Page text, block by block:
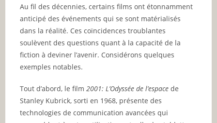
Au fil des décennies, certains films ont étonnamment
anticipé des événements qui se sont matérialisés
dans la réalité. Ces coïncidences troublantes
soulèvent des questions quant à la capacité de la
fiction à deviner l’avenir. Considérons quelques
exemples notables.
Tout d’abord, le film2001: L’Odyssée de l’espace de
Stanley Kubrick, sorti en 1968, présente des
technologies de communication avancées qui